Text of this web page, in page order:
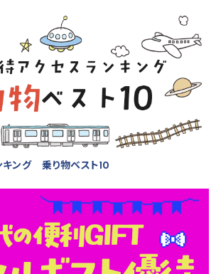
キング 乗り物ベスト10